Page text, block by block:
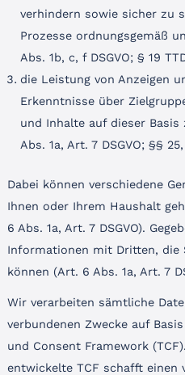
verhindern sowie sicher zu
Prozesse ordnungsgemäß
Abs. 1b, c, f DSGVO; § 19
die Leistung von Anzeigen
Erkenntnisse über
und Inhalte auf dieser
Abs. 1a, Art. 7 DSGVO; §§
Dabei können verschiedene
Ihnen oder Ihrem Haushalt
6 Abs. 1a, Art. 7 DSGVO).
Informationen mit Dritten, die
können (Art. 6 Abs. 1a, Art. 7
Wir verarbeiten sämtliche
verbundenen Zwecke auf
und Consent Framework
entwickelte TCF schafft einen